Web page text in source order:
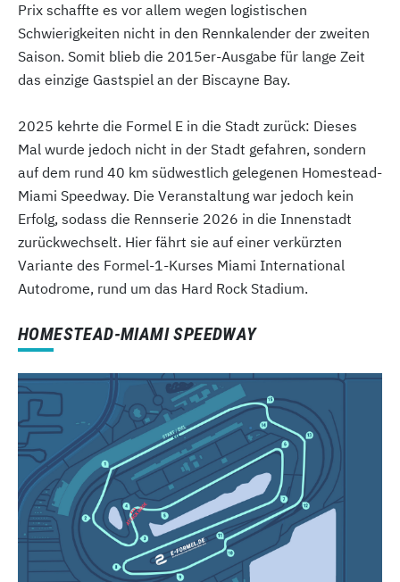
Prix schaffte es vor allem wegen logistischen
Schwierigkeiten nicht in den Rennkalender der zweiten
Saison. Somit blieb die 2015er-Ausgabe für lange Zeit
das einzige Gastspiel an der Biscayne Bay.
2025 kehrte die Formel E in die Stadt zurück: Dieses
Mal wurde jedoch nicht in der Stadt gefahren, sondern
auf dem rund 40 km südwestlich gelegenen Homestead-
Miami Speedway. Die Veranstaltung war jedoch kein
Erfolg, sodass die Rennserie 2026 in die Innenstadt
zurückwechselt. Hier fährt sie auf einer verkürzten
Variante des Formel-1-Kurses Miami International
Autodrome, rund um das Hard Rock Stadium.
HOMESTEAD-MIAMI SPEEDWAY